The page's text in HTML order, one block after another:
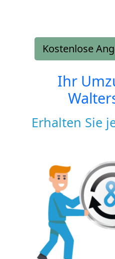
Kostenlose
Ihr
Erhalten Sie